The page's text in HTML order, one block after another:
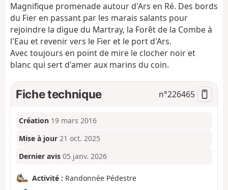
v
g
n
Magnifique promenade autour d'Ars en Ré. Des bords
du Fier en passant par les marais salants pour
rejoindre la digue du Martray, la Forêt de la Combe à
l'Eau et revenir vers le Fier et le port d'Ars.
Avec toujours en point de mire le clocher noir et
blanc qui sert d'amer aux marins du coin.
Fiche technique n°226465
Création 19 mars 2016
Mise à jour 21 oct. 2025
Dernier avis 05 janv. 2026
Activité : Randonnée Pédestre